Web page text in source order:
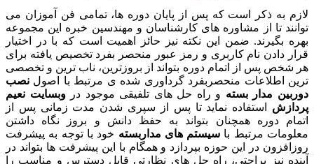
به ذکر است که پس از پایان دوره ها، تمامی فن آموزان می
تا از مشاوره های کارشناسان و مهندسین خبره این مجموعه
بگیرند. ضمن این نکته نیز حائز اهمیت است که با در اختیار
دادن نام کاربری و رمز عبور منحصر بفرد تخصیص یافته برای
شخص پس از اتمام دوره بتواند از بروزترین، ناب ترین و تخصصی
اطلاعات منحصربفرد گرداوری شده ی مرتبط با اصولنصب
مدار بستهو راه حل های تلفیقی موجود در وبسایت نعیم
استفاده نماید تا پس از سپری شدن مدت زمانی پس از
دوره همچنان بتواند به حفظ دانش و بروز نگاه داشتن
مرتبط باسیستم های مداربستهخود با توجه به پیشرفت
در این حوزه بپردازد و همگام با این پیشرفت ها بتواند در
نیز براحتی، راه حل های نظارتی قابل دسترس و مناسب را